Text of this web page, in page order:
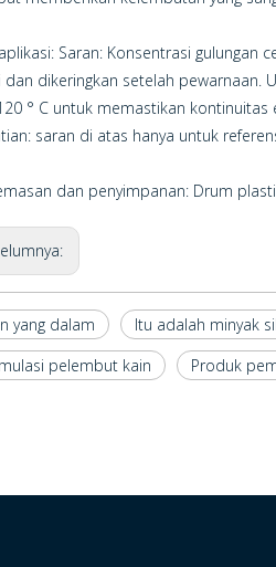
Saran: Konsentrasi gulungan
dan dikeringkan setelah pewarnaan.
° C untuk memastikan
saran di atas hanya untuk
dan penyimpanan: Drum
yang dalam Itu adalah minyak
pelembut kain
Produk